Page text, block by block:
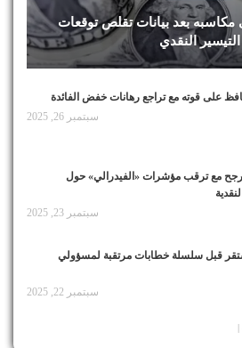
مكاسبه بعد بيانات تقلص توقعات
التيسير النقدي
على قوته مع تراجع رهانات خفض الفائدة
سبتمبر 26, 2025
مع ترقب مؤشرات «الفيدرالي» حول
سبتمبر 23, 2025
قبل سلسلة خطابات مرتقبة لمسؤولي
سبتمبر 22, 2025